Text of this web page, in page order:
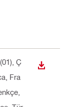
, Ç
Fra
İNDIR